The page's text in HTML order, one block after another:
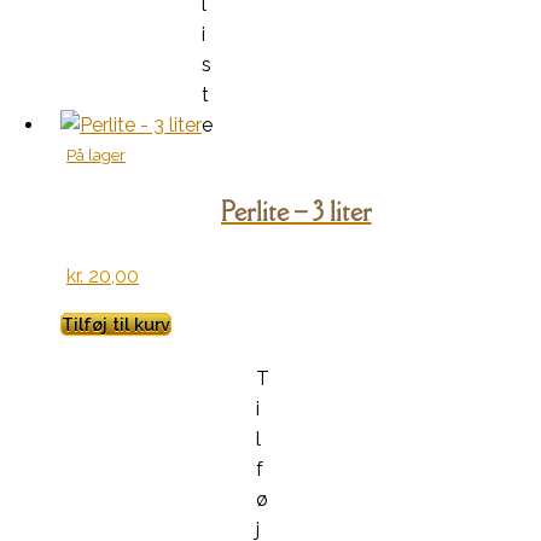
i
s
t
e
På lager
Perlite – 3 liter
kr. 20,00
Tilføj til kurv
T
i
l
f
ø
j